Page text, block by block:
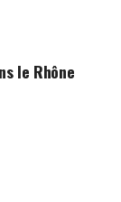
le Rhône